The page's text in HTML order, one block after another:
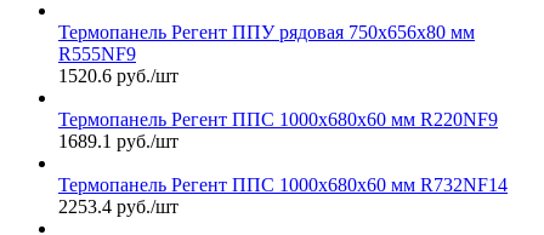
Термопанель Регент ППУ рядовая 750х656х80 мм
R555NF9
1520.6 руб./шт
Термопанель Регент ППС 1000х680х60 мм R220NF9
1689.1 руб./шт
Термопанель Регент ППС 1000х680х60 мм R732NF14
2253.4 руб./шт